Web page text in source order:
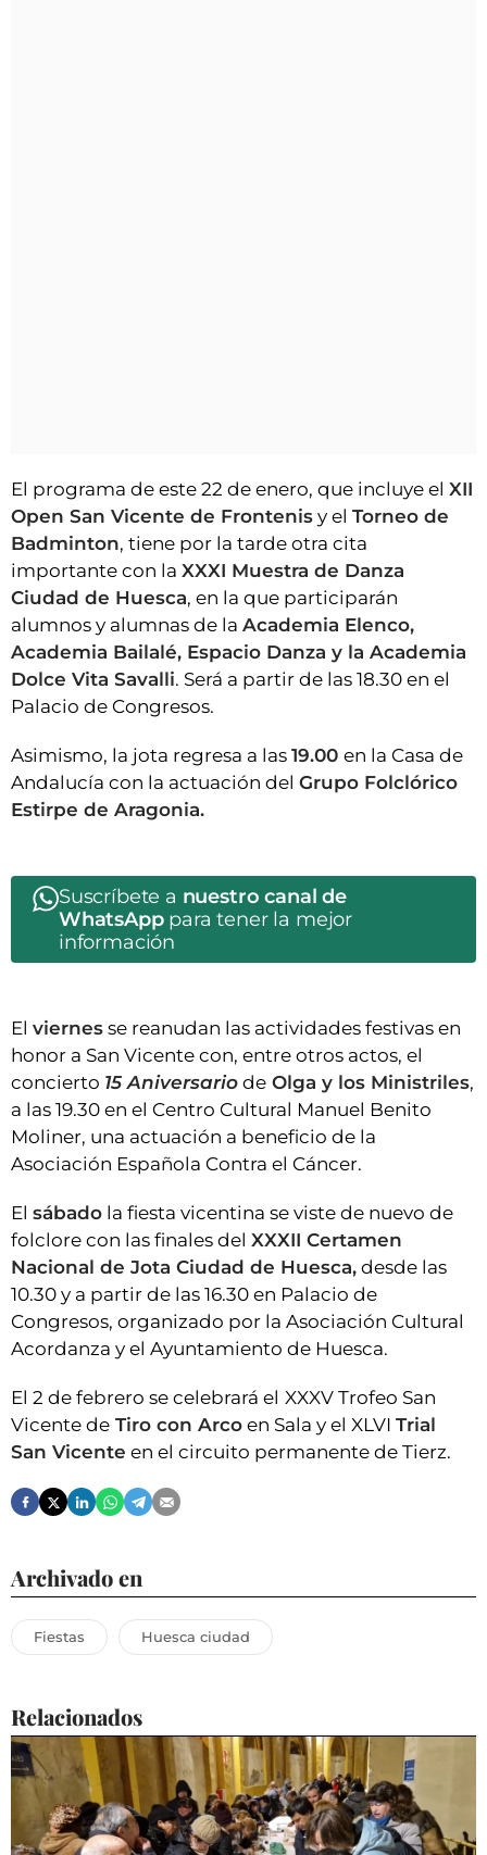
El programa de este 22 de enero, que incluye el XII
Open San Vicente de Frontenis y el Torneo de
Badminton, tiene por la tarde otra cita
importante con la XXXI Muestra de Danza
Ciudad de Huesca, en la que participarán
alumnos y alumnas de la Academia Elenco,
Academia Bailalé, Espacio Danza y la Academia
Dolce Vita Savalli. Será a partir de las 18.30 en el
Palacio de Congresos.
Asimismo, la jota regresa a las 19.00 en la Casa de
Andalucía con la actuación del Grupo Folclórico
Estirpe de Aragonia.
Suscríbete a nuestro canal de
WhatsApppara tener la mejor
información
El viernes se reanudan las actividades festivas en
honor a San Vicente con, entre otros actos, el
concierto 15 Aniversario de Olga y los Ministriles,
a las 19.30 en el Centro Cultural Manuel Benito
Moliner, una actuación a beneficio de la
Asociación Española Contra el Cáncer.
El sábado la fiesta vicentina se viste de nuevo de
folclore con las finales del XXXII Certamen
Nacional de Jota Ciudad de Huesca, desde las
10.30 y a partir de las 16.30 en Palacio de
Congresos, organizado por la Asociación Cultural
Acordanza y el Ayuntamiento de Huesca.
El 2 de febrero se celebrará el XXXV Trofeo San
Vicente de Tiro con Arco en Sala y el XLVI Trial
San Vicente en el circuito permanente de Tierz.
Archivado en
Fiestas Huesca ciudad
Relacionados